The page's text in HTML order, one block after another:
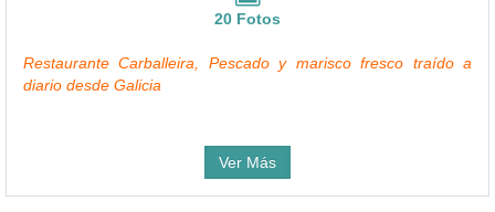
20 Fotos
Restaurante Carballeira, Pescado y marisco fresco traído a
diario desde Galicia
Ver Más